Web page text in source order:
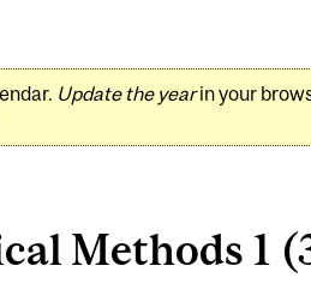
Update the yearin your
Methods 1